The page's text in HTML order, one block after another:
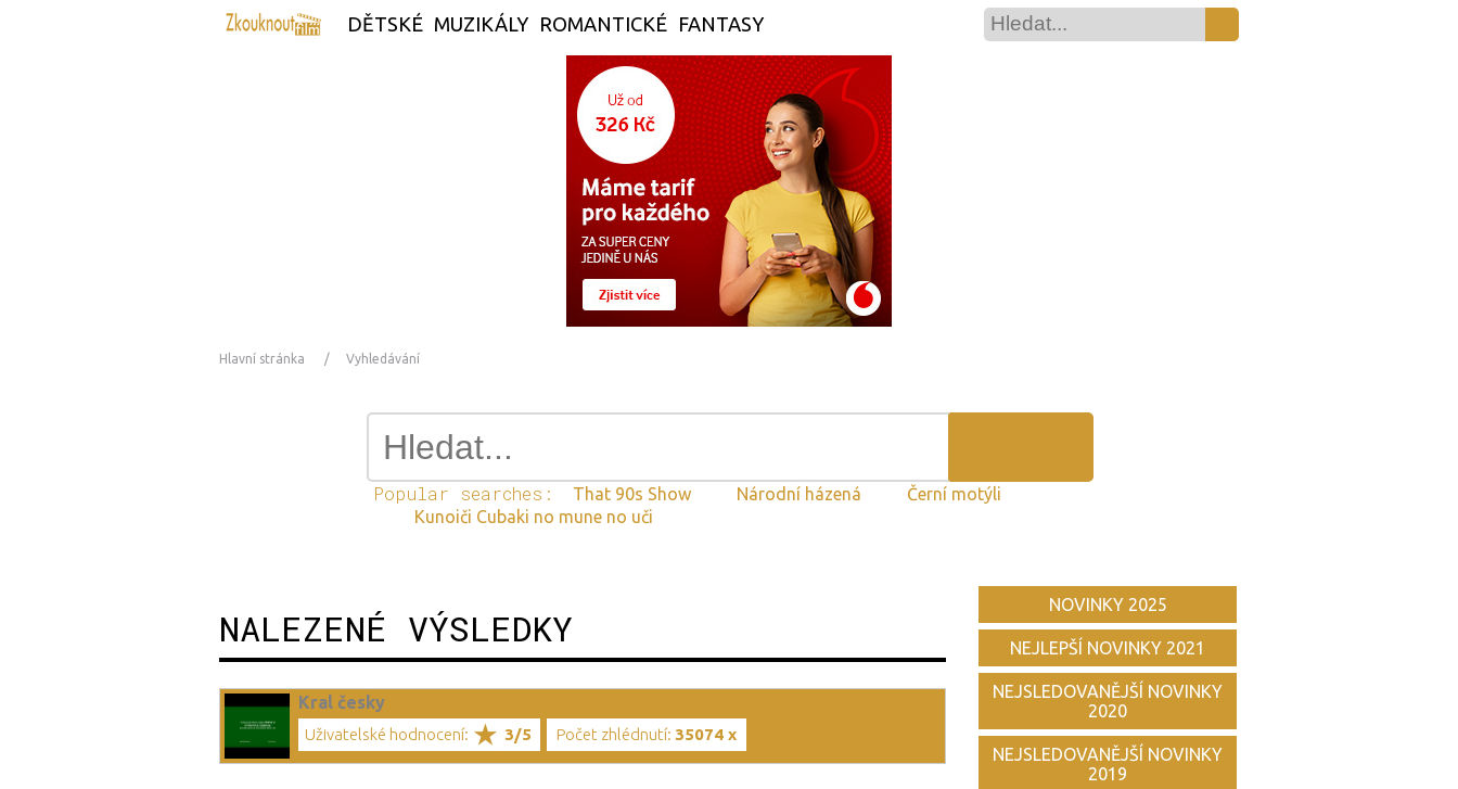
DĚTSKÉ MUZIKÁLY ROMANTICKÉ FANTASY
Hlavní stránka Vyhledávání
Popular searches: That 90s Show Národní házená
Černí motýli
Kunoiči Cubaki no mune no uči
NALEZENÉ VÝSLEDKY
Kral česky
Uživatelské hodnocení: 3/5 Počet zhlédnutí: 35074 x
NOVINKY 2025
NEJLEPŠÍ NOVINKY 2021
NEJSLEDOVANĚJŠÍ NOVINKY
2020
NEJSLEDOVANĚJŠÍ NOVINKY
2019